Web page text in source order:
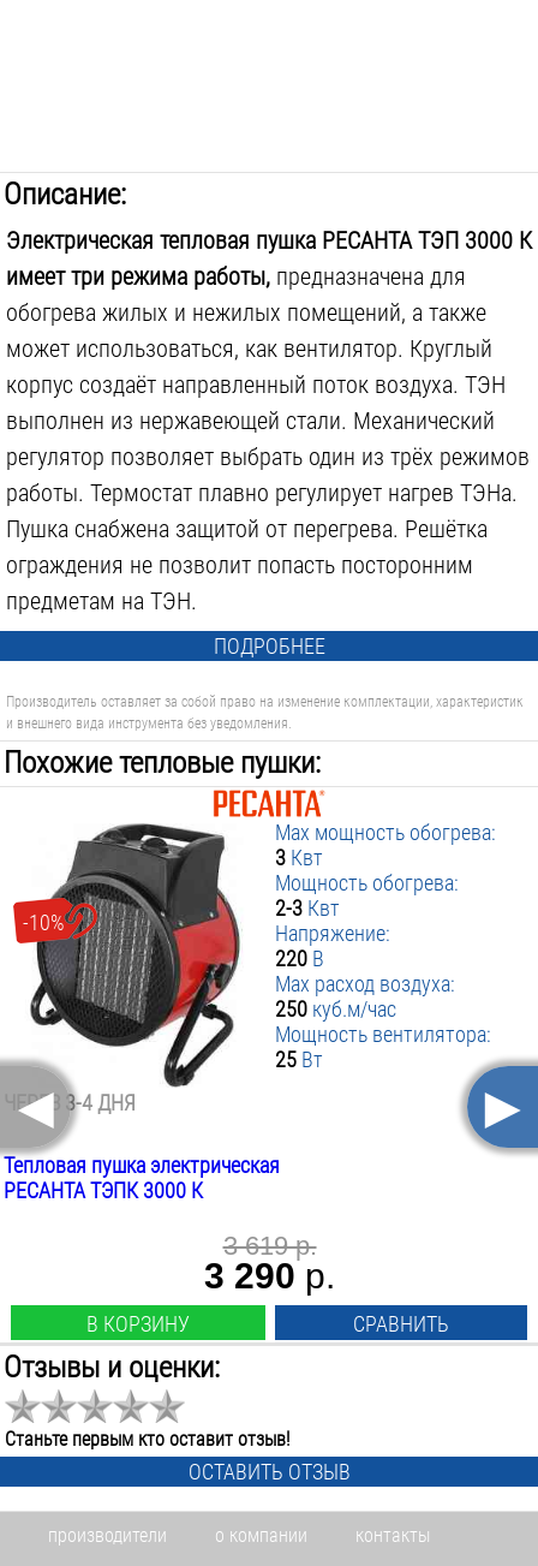
Описание:
Электрическая тепловая пушка РЕСАНТА ТЭП 3000 К
имеет три режима работы, предназначена для
обогрева жилых и нежилых помещений, а также
может использоваться, как вентилятор. Круглый
корпус создаёт направленный поток воздуха. ТЭН
выполнен из нержавеющей стали. Механический
регулятор позволяет выбрать один из трёх режимов
работы. Термостат плавно регулирует нагрев ТЭНа.
Пушка снабжена защитой от перегрева. Решётка
ограждения не позволит попасть посторонним
предметам на ТЭН.
ПОДРОБНЕЕ
Производитель оставляет за собой право на изменение комплектации, характеристик
и внешнего вида инструмента без уведомления.
Похожие тепловые пушки:
-10%
Max мощность обогрева:
3 Квт
Мощность обогрева:
2-3 Квт
Напряжение:
220 В
Max расход воздуха:
250 куб.м/час
Мощность вентилятора:
25 Вт
ЧЕРЕЗ 3-4 ДНЯ
Тепловая пушка электрическая
РЕСАНТА ТЭПК 3000 К
3 619 р.
3 290 р.
В КОРЗИНУ СРАВНИТЬ
Мощность обогрева:
1-3Квт
Напряжение:
220В
Max расход воздуха:
◄ ►
Отзывы и оценки:
Станьте первым кто оставит отзыв!
ОСТАВИТЬ ОТЗЫВ
производители о компании
контакты